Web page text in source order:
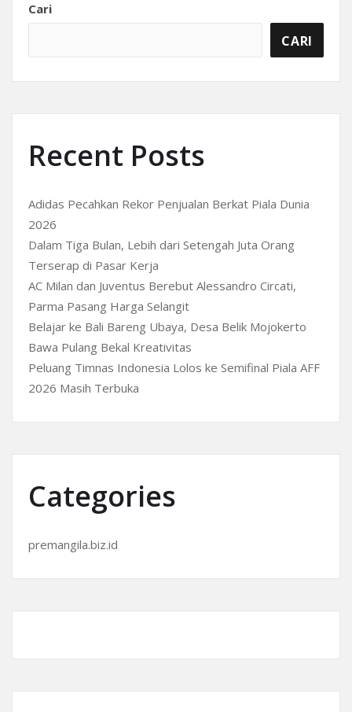
Cari
CARI
Recent Posts
Adidas Pecahkan Rekor Penjualan Berkat Piala Dunia
2026
Dalam Tiga Bulan, Lebih dari Setengah Juta Orang
Terserap di Pasar Kerja
AC Milan dan Juventus Berebut Alessandro Circati,
Parma Pasang Harga Selangit
Belajar ke Bali Bareng Ubaya, Desa Belik Mojokerto
Bawa Pulang Bekal Kreativitas
Peluang Timnas Indonesia Lolos ke Semifinal Piala AFF
2026 Masih Terbuka
Categories
premangila.biz.id